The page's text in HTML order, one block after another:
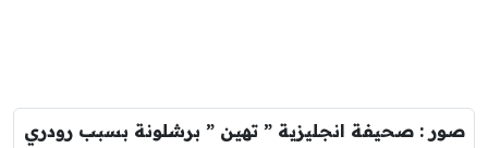
صور : صحيفة انجليزية ” تهين ” برشلونة بسبب رودري